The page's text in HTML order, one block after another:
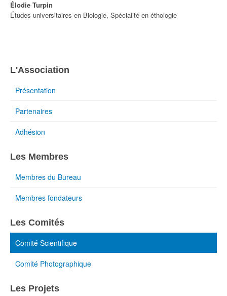
Élodie Turpin
Études universitaires en Biologie, Spécialité en éthologie
L'Association
Présentation
Partenaires
Adhésion
Les Membres
Membres du Bureau
Membres fondateurs
Les Comités
Comité Scientifique
Comité Photographique
Les Projets